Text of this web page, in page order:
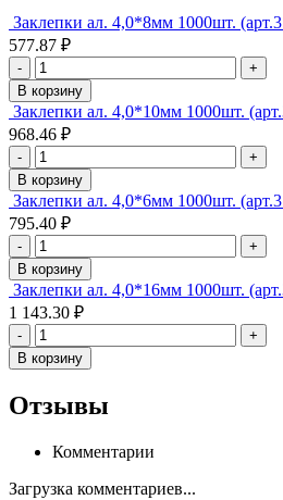
Заклепки ал. 4,0*8мм 1000шт.
577.87 ₽
-
+
В корзину
Заклепки ал. 4,0*10мм 1000шт.
968.46 ₽
-
+
В корзину
Заклепки ал. 4,0*6мм 1000шт.
795.40 ₽
-
+
В корзину
Заклепки ал. 4,0*16мм 1000шт.
1 143.30 ₽
-
+
В корзину
Отзывы
Комментарии
Загрузка комментариев...